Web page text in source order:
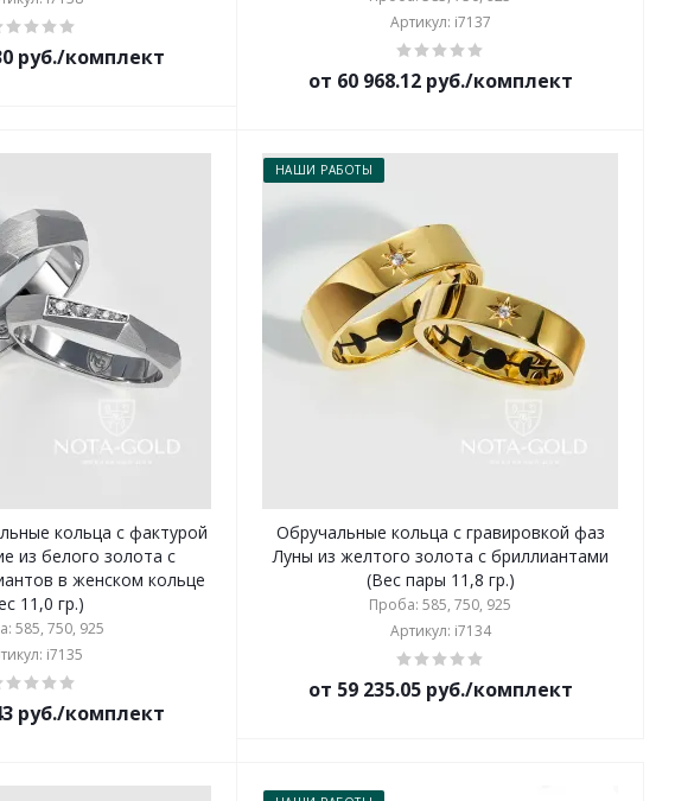
руб./комплект
Артикул: i7137
от 60 968.12 руб./комплект
кольца с фактурой
из белого золота с
в женском кольце
11,0 гр.)
585, 750, 925
i7135
руб./комплект
НАШИ РАБОТЫ
Обручальные кольца с гравировкой фаз
Луны из желтого золота с бриллиантами
(Вес пары 11,8 гр.)
Проба: 585, 750, 925
Артикул: i7134
от 59 235.05 руб./комплект